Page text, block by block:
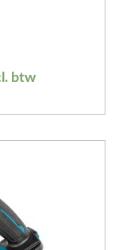
prijs
prijs is:
btw